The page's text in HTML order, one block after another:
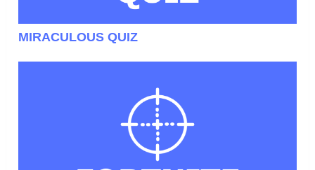
MIRACULOUS QUIZ